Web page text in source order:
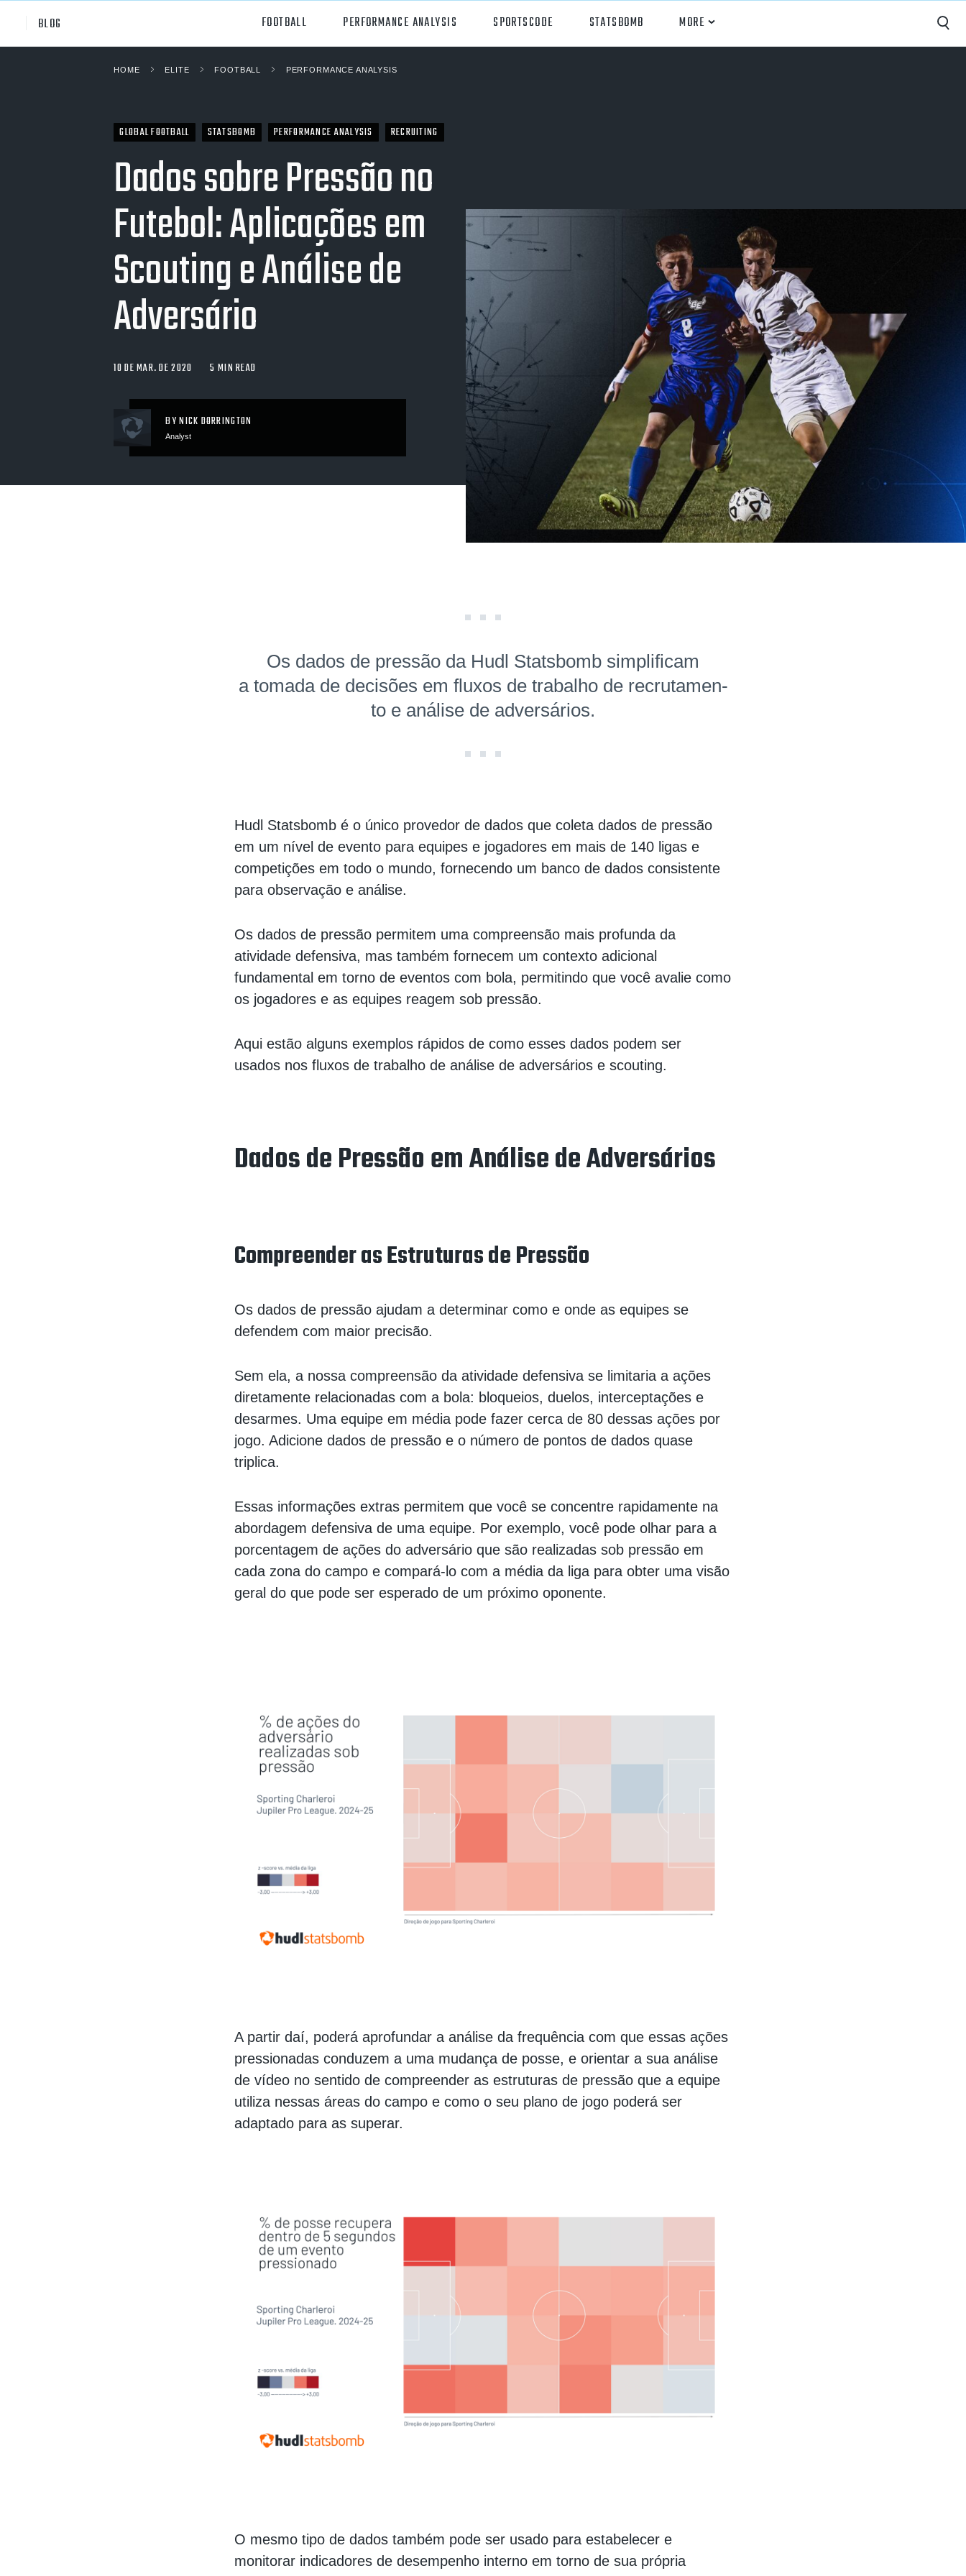
BLOG FOOTBALL PERFORMANCE ANALYSIS SPORTSCODE STATSBOMB MORE
Basketball
American Football
Volleyball
Rugby
Australian Rules Football
Wyscout
WIMU
Hudl IQ
Coaching
Culture
News
HOME ELITE FOOTBALL PERFORMANCE ANALYSIS
GLOBAL FOOTBALL STATSBOMB PERFORMANCE ANALYSIS RECRUITING
Dados sobre Pressão no
Futebol: Aplicações em
Scouting e Análise de
Adversário
10 DE MAR. DE 2020 5 MIN READ
BY NICK DORRINGTON
Analyst
Os dados de pressão da Hudl Statsbomb simplificam
a tomada de decisões em fluxos de trabalho de recru­ta­men­
to e análise de adversários.
Hudl Statsbomb é o único provedor de dados que coleta dados de pressão
em um nível de evento para equipes e jogadores em mais de 140 ligas e
competições em todo o mundo, fornecendo um banco de dados consistente
para observação e análise.
Os dados de pressão permitem uma compreensão mais profunda da
atividade defensiva, mas também fornecem um contexto adicional
fundamental em torno de eventos com bola, permitindo que você avalie como
os jogadores e as equipes reagem sob pressão.
Aqui estão alguns exemplos rápidos de como esses dados podem ser
usados nos fluxos de trabalho de análise de adversários e scouting.
Dados de Pressão em Análise de Adversários
Compreender as Estruturas de Pressão
Os dados de pressão ajudam a determinar como e onde as equipes se
defendem com maior precisão.
Sem ela, a nossa compreensão da atividade defensiva se limitaria a ações
diretamente relacionadas com a bola: bloqueios, duelos, interceptações e
desarmes. Uma equipe em média pode fazer cerca de 80 dessas ações por
jogo. Adicione dados de pressão e o número de pontos de dados quase
triplica.
Essas informações extras permitem que você se concentre rapidamente na
abordagem defensiva de uma equipe. Por exemplo, você pode olhar para a
porcentagem de ações do adversário que são realizadas sob pressão em
cada zona do campo e compará-lo com a média da liga para obter uma visão
geral do que pode ser esperado de um próximo oponente.
A partir daí, poderá aprofundar a análise da frequência com que essas ações
pressionadas conduzem a uma mudança de posse, e orientar a sua análise
de vídeo no sentido de compreender as estruturas de pressão que a equipe
utiliza nessas áreas do campo e como o seu plano de jogo poderá ser
adaptado para as superar.
O mesmo tipo de dados também pode ser usado para estabelecer e
monitorar indicadores de desempenho interno em torno de sua própria